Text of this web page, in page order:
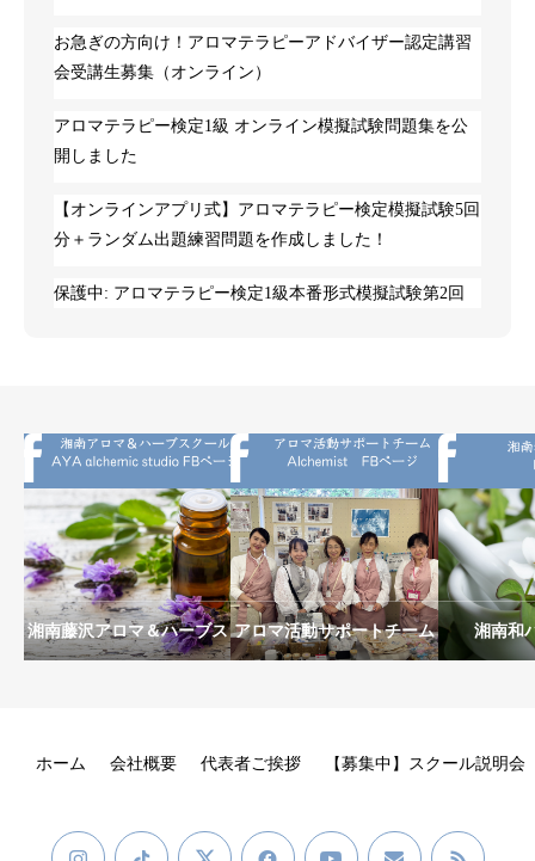
お急ぎの方向け！アロマテラピーアドバイザー認定講習
会受講生募集（オンライン）
アロマテラピー検定1級 オンライン模擬試験問題集を公
開しました
【オンラインアプリ式】アロマテラピー検定模擬試験5回
分＋ランダム出題練習問題を作成しました！
保護中: アロマテラピー検定1級本番形式模擬試験第2回
湘南藤沢アロマ＆ハーブス アロマ活動サポートチーム 湘南和
ホーム 会社概要 代表者ご挨拶 【募集中】スクール説明会